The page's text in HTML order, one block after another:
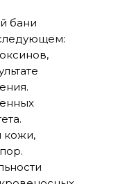
бани
кожи,